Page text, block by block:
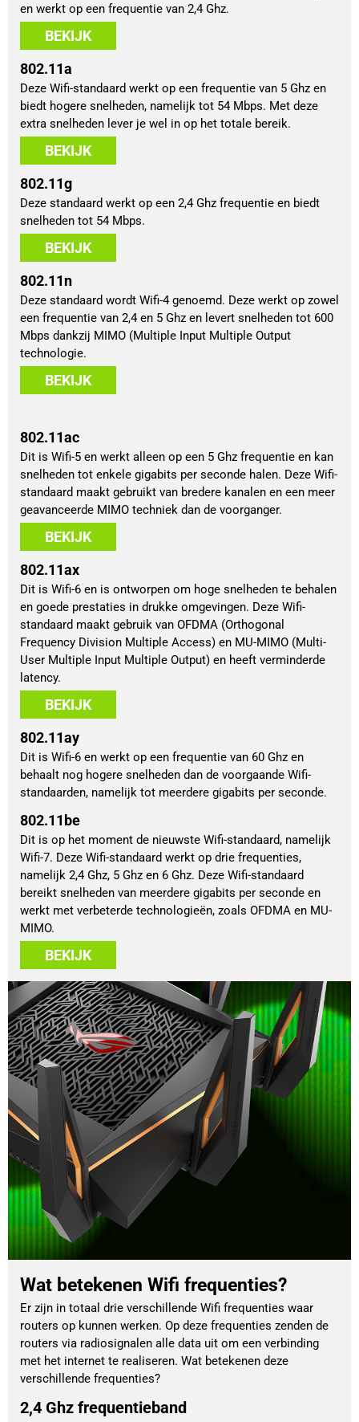
en werkt op een frequentie van 2,4 Ghz.
BEKIJK
802.11a
Deze Wifi-standaard werkt op een frequentie van 5 Ghz en
biedt hogere snelheden, namelijk tot 54 Mbps. Met deze
extra snelheden lever je wel in op het totale bereik.
BEKIJK
802.11g
Deze standaard werkt op een 2,4 Ghz frequentie en biedt
snelheden tot 54 Mbps.
BEKIJK
802.11n
Deze standaard wordt Wifi-4 genoemd. Deze werkt op zowel
een frequentie van 2,4 en 5 Ghz en levert snelheden tot 600
Mbps dankzij MIMO (Multiple Input Multiple Output
technologie.
BEKIJK
802.11ac
Dit is Wifi-5 en werkt alleen op een 5 Ghz frequentie en kan
snelheden tot enkele gigabits per seconde halen. Deze Wifi-
standaard maakt gebruikt van bredere kanalen en een meer
geavanceerde MIMO techniek dan de voorganger.
BEKIJK
802.11ax
Dit is Wifi-6 en is ontworpen om hoge snelheden te behalen
en goede prestaties in drukke omgevingen. Deze Wifi-
standaard maakt gebruik van OFDMA (Orthogonal
Frequency Division Multiple Access) en MU-MIMO (Multi-
User Multiple Input Multiple Output) en heeft verminderde
latency.
BEKIJK
802.11ay
Dit is Wifi-6 en werkt op een frequentie van 60 Ghz en
behaalt nog hogere snelheden dan de voorgaande Wifi-
standaarden, namelijk tot meerdere gigabits per seconde.
802.11be
Dit is op het moment de nieuwste Wifi-standaard, namelijk
Wifi-7. Deze Wifi-standaard werkt op drie frequenties,
namelijk 2,4 Ghz, 5 Ghz en 6 Ghz. Deze Wifi-standaard
bereikt snelheden van meerdere gigabits per seconde en
werkt met verbeterde technologieën, zoals OFDMA en MU-
MIMO.
BEKIJK
Wat betekenen Wifi frequenties?
Er zijn in totaal drie verschillende Wifi frequenties waar
routers op kunnen werken. Op deze frequenties zenden de
routers via radiosignalen alle data uit om een verbinding
met het internet te realiseren. Wat betekenen deze
verschillende frequenties?
2,4 Ghz frequentieband